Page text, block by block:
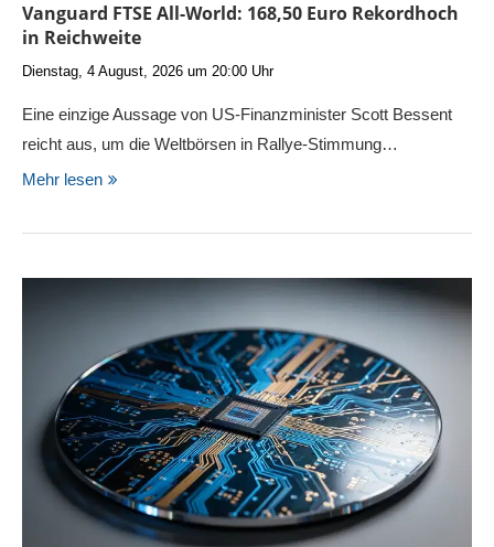
Vanguard FTSE All-World: 168,50 Euro Rekordhoch
in Reichweite
Dienstag, 4 August, 2026 um 20:00 Uhr
Eine einzige Aussage von US-Finanzminister Scott Bessent
reicht aus, um die Weltbörsen in Rallye-Stimmung…
Mehr lesen